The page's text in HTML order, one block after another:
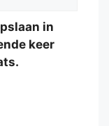
in
keer